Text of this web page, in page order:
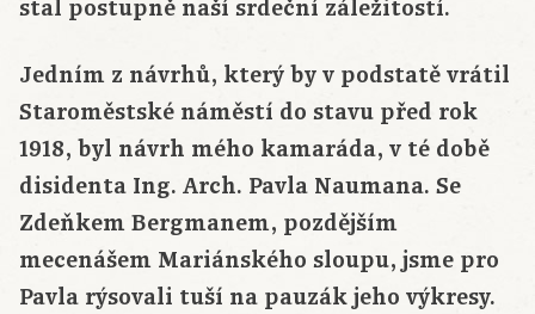
stal postupně naší srdeční záležitostí.
Jedním z návrhů, který by v podstatě vrátil
Staroměstské náměstí do stavu před rok
1918, byl návrh mého kamaráda, v té době
disidenta Ing. Arch. Pavla Naumana. Se
Zdeňkem Bergmanem, pozdějším
mecenášem Mariánského sloupu, jsme pro
Pavla rýsovali tuší na pauzák jeho výkresy.